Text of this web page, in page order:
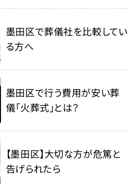
墨田区で葬儀社を比較してい
る方へ
墨田区で行う費用が安い葬
儀「火葬式」とは？
【墨田区】大切な方が危篤と
告げられたら